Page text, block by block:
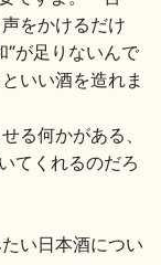
をかけるだけ
”が足りないんで
いい酒を造れま
る何かがある、
てくれるのだろ
い日本酒につい